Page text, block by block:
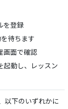
を登録
待ちます
画面で確認
起動し、レッスン
以下のいずれかに